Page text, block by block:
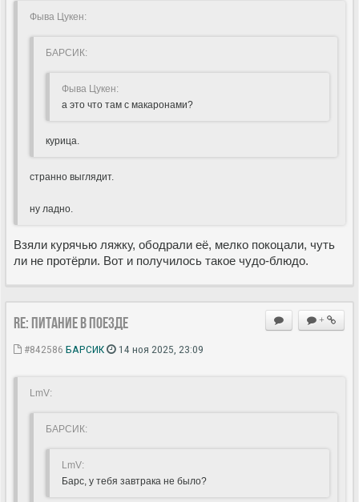
Фыва Цукен:
БАРСИК:
Фыва Цукен:
а это что там с макаронами?
курица.
странно выглядит.
ну ладно.
Взяли курячью ляжку, ободрали её, мелко покоцали, чуть
ли не протёрли. Вот и получилось такое чудо-блюдо.
+
Re: Питание в поезде
#842586 БАРСИК 14 ноя 2025, 23:09
LmV:
БАРСИК:
LmV:
Барс, у тебя завтрака не было?